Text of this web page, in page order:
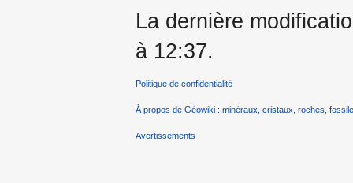
La dernière
à 12:37.
Politique de confidentialité
À propos de Géowiki : minéraux, cristaux, roches,
Avertissements